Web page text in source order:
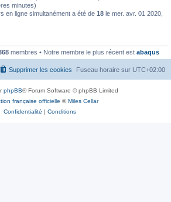
minutes)
en ligne simultanément a été de 18 le mer. avr. 01 2020,
membres • Notre membre le plus récent est abaqus
Fuseau horaire sur UTC+02:00
Supprimer les cookies
phpBB® Forum Software © phpBB Limited
française officielle ©Miles Cellar
Confidentialité | Conditions